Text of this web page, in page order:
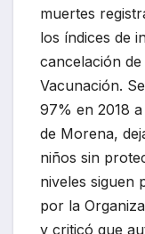
muertes
los índices de
cancelación
Vacunación.
97% en 2018
de Morena,
niños sin
niveles siguen
por la
y criticó que